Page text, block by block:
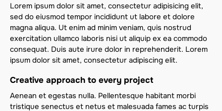
Lorem ipsum dolor sit amet, consectetur adipisicing elit,
sed do eiusmod tempor incididunt ut labore et dolore
magna aliqua. Ut enim ad minim veniam, quis nostrud
exercitation ullamco laboris nisi ut aliquip ex ea commodo
consequat. Duis aute irure dolor in reprehenderit. Lorem
ipsum dolor sit amet, consectetur adipiscing elit.
Creative approach to every project
Aenean et egestas nulla. Pellentesque habitant morbi
tristique senectus et netus et malesuada fames ac turpis